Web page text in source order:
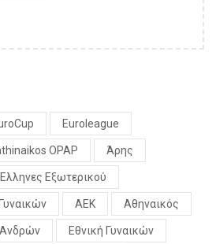
Euroleague
OPAP Άρης
Έλληνες Εξωτερικού
ΑΕΚ Αθηναικός
Ανδρών Εθνική Γυναικών